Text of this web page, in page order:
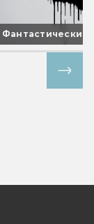
Фантастические